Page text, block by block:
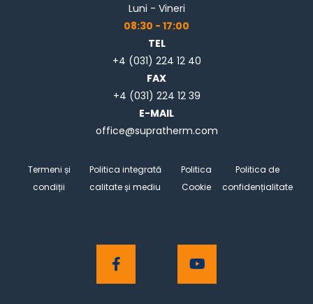
Luni - Vineri
08:30 - 17:00
TEL
+4 (031) 224 12 40
FAX
+4 (031) 224 12 39
E-MAIL
office@supratherm.com
Termeni și
condiții
Politica integrată
calitate și mediu
Politica
Cookie
Politica de
confidențialitate